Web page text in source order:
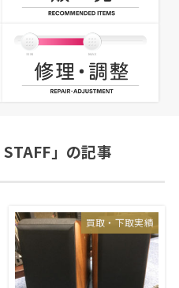
」の記事
買取・下取実績